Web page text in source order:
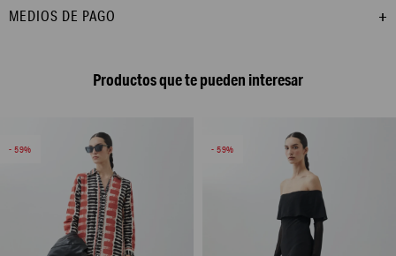
MEDIOS DE PAGO
Productos que te pueden interesar
59 59